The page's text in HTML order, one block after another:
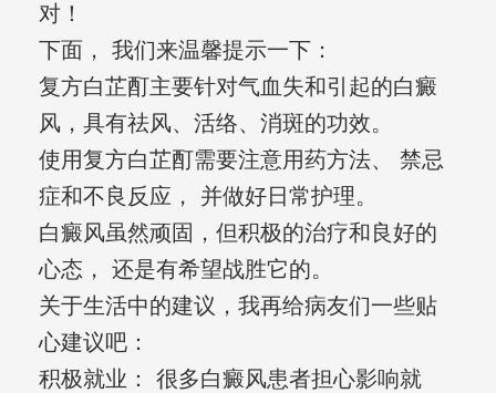
对！
下面， 我们来温馨提示一下：
复方白芷酊主要针对气血失和引起的白癜
风，具有祛风、活络、消斑的功效。
使用复方白芷酊需要注意用药方法、 禁忌
症和不良反应， 并做好日常护理。
白癜风虽然顽固，但积极的治疗和良好的
心态， 还是有希望战胜它的。
关于生活中的建议，我再给病友们一些贴
心建议吧：
积极就业： 很多白癜风患者担心影响就